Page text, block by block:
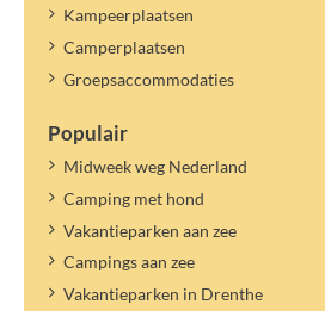
Kampeerplaatsen
Camperplaatsen
Groepsaccommodaties
Populair
Midweek weg Nederland
Camping met hond
Vakantieparken aan zee
Campings aan zee
Vakantieparken in Drenthe